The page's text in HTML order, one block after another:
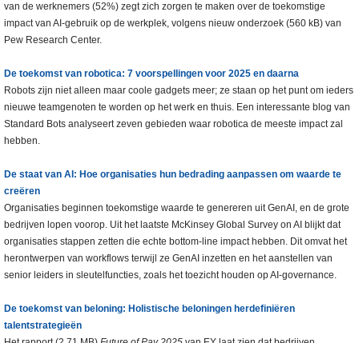
van de werknemers (52%) zegt zich zorgen te maken over de toekomstige
impact van AI-gebruik op de werkplek, volgens nieuw onderzoek (560 kB) van
Pew Research Center.
De toekomst van robotica: 7 voorspellingen voor 2025 en daarna
Robots zijn niet alleen maar coole gadgets meer; ze staan op het punt om ieders
nieuwe teamgenoten te worden op het werk en thuis. Een interessante blog van
Standard Bots analyseert zeven gebieden waar robotica de meeste impact zal
hebben.
De staat van AI: Hoe organisaties hun bedrading aanpassen om waarde te
creëren
Organisaties beginnen toekomstige waarde te genereren uit GenAI, en de grote
bedrijven lopen voorop. Uit het laatste McKinsey Global Survey on AI blijkt dat
organisaties stappen zetten die echte bottom-line impact hebben. Dit omvat het
herontwerpen van workflows terwijl ze GenAI inzetten en het aanstellen van
senior leiders in sleutelfuncties, zoals het toezicht houden op AI-governance.
De toekomst van beloning: Holistische beloningen herdefiniëren
talentstrategieën